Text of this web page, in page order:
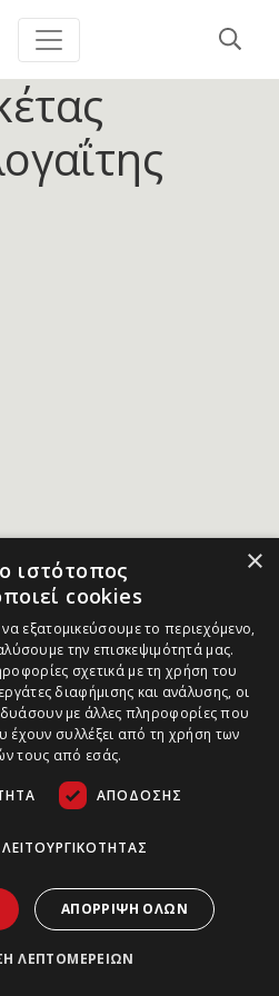
×
ιστότοπος
cookies
εξατομικεύσουμε το περιεχόμενο,
την επισκεψιμότητά μας.
σχετικά με τη χρήση του
διαφήμισης και ανάλυσης, οι
με άλλες πληροφορίες που
έχουν συλλέξει από τη χρήση των
τους από εσάς.
ΑΠΌΔΟΣΗΣ
ΛΕΙΤΟΥΡΓΙΚΌΤΗΤΑΣ
ΑΠΌΡΡΙΨΗ ΌΛΩΝ
ΛΕΠΤΟΜΕΡΕΙΏΝ